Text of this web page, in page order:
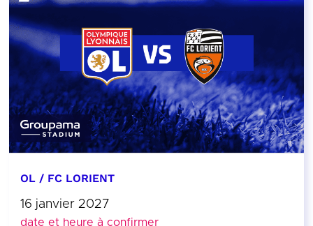
OL / FC LORIENT
16 janvier 2027
date et heure à confirmer